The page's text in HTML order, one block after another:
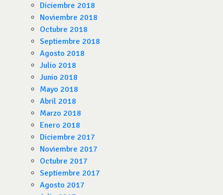
Diciembre 2018
Noviembre 2018
Octubre 2018
Septiembre 2018
Agosto 2018
Julio 2018
Junio 2018
Mayo 2018
Abril 2018
Marzo 2018
Enero 2018
Diciembre 2017
Noviembre 2017
Octubre 2017
Septiembre 2017
Agosto 2017